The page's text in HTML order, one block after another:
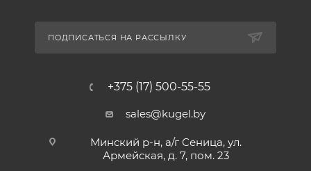
ПОДПИСАТЬСЯ НА РАССЫЛКУ
+375 (17) 500-55-55
sales@kugel.by
Минский р-н, а/г Сеница, ул.
Армейская, д. 7, пом. 23